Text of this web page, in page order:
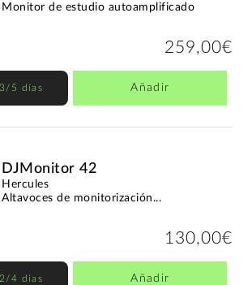
Monitor de estudio autoamplificado
259,00€
5 días Añadir
DJMonitor 42
Hercules
Altavoces de monitorización...
130,00€
4 días Añadir